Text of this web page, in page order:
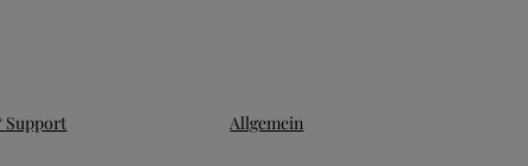
Support Allgemein